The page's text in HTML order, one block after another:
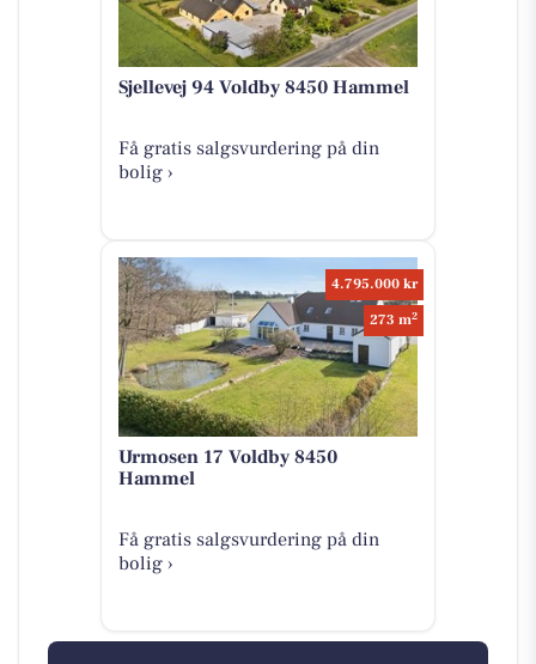
Sjellevej 94 Voldby 8450 Hammel
Få gratis salgsvurdering på din
bolig ›
4.795.000 kr
273 m2
Urmosen 17 Voldby 8450
Hammel
Få gratis salgsvurdering på din
bolig ›